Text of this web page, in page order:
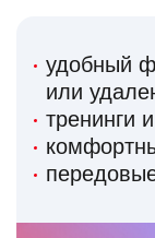
удобный
или
тренинги